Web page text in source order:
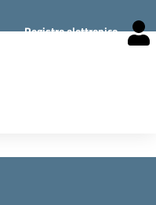
Registro elettronico